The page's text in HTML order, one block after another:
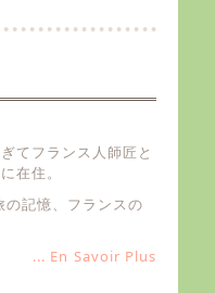
てフランス人師匠と
在住。
記憶、フランスの
... En Savoir Plus